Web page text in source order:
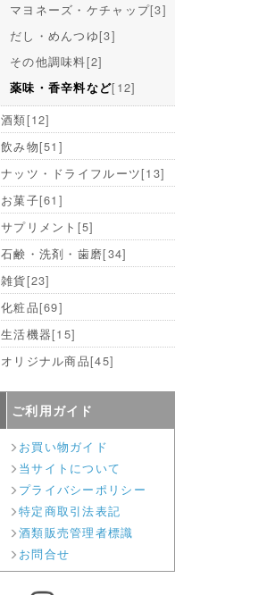
マヨネーズ・ケチャップ[3]
だし・めんつゆ[3]
その他調味料[2]
薬味・香辛料など[12]
酒類[12]
飲み物[51]
ナッツ・ドライフルーツ[13]
お菓子[61]
サプリメント [5]
石鹸・洗剤・歯磨[34]
雑貨[23]
化粧品[69]
生活機器[15]
オリジナル商品[45]
ご利用ガイド
お買い物ガイド
当サイトについて
プライバシーポリシー
特定商取引法表記
酒類販売管理者標識
お問合せ